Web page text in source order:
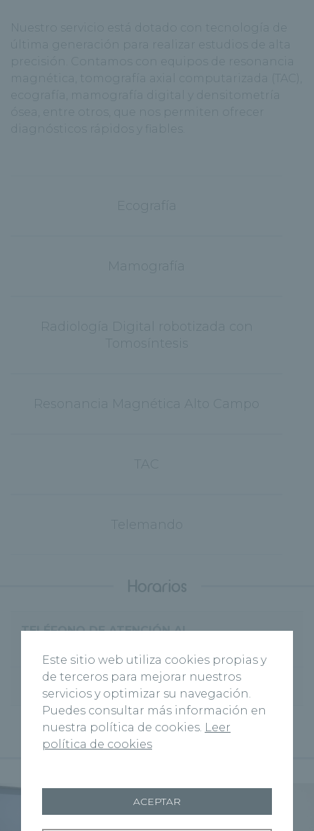
Nuestro servicio está dotado con tecnología de
última generación para realizar estudios de alta
precisión. Contamos con equipos de resonancia
magnética, tomografía axial computarizada (TAC),
ecografía, mamografía digital y densitometría
ósea, entre otros, que nos permiten ofrecer
diagnósticos rápidos y fiables.
Ecografía
Mamografía
Radiología Digital robotizada con
Tomosíntesis
Resonancia Magnética Alto Campo
TAC
Telemando
Horarios
TELÉFONO DE ATENCIÓN AL
900923354
Este sitio web utiliza cookies propias y
de terceros para mejorar nuestros
servicios y optimizar su navegación.
Puedes consultar más información en
nuestra política de cookies. Leer
política de cookies
ACEPTAR